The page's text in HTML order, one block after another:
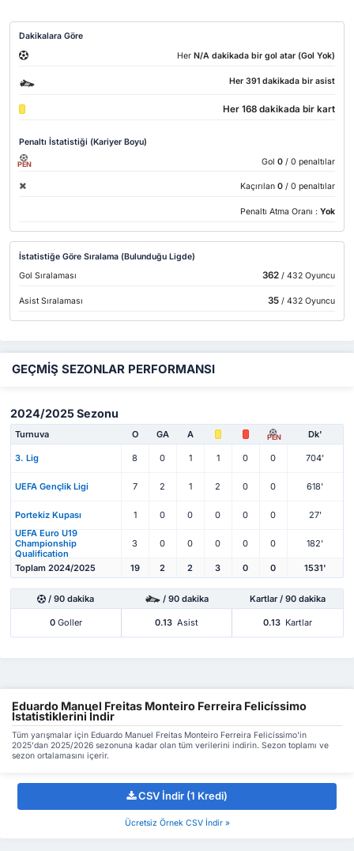
Dakikalara Göre
Her N/A dakikada bir gol atar (Gol Yok)
Her 391 dakikada bir asist
Her 168 dakikada bir kart
Penaltı İstatistiği (Kariyer Boyu)
PEN Gol 0 / 0 penaltılar
Kaçırılan 0 / 0 penaltılar
Penaltı Atma Oranı : Yok
İstatistiğe Göre Sıralama (Bulunduğu Ligde)
Gol Sıralaması
362/ 432 Oyuncu
Asist Sıralaması 35/ 432 Oyuncu
GEÇMİŞ SEZONLAR PERFORMANSI
2024/2025 Sezonu
Turnuva O GA A PEN Dk'
3. Lig 8 0 1 1 0 0 704'
UEFA Gençlik Ligi 7 2 1 2 0 0 618'
Portekiz Kupası 1 0 0 0 0 0
27'
UEFA Euro U19
Championship
Qualification
3 0 0 0 0 0 182'
Toplam 2024/2025 19 2 2 3 0 0 1531'
/ 90 dakika / 90 dakika Kartlar / 90 dakika
0Goller 0.13 Asist 0.13 Kartlar
Eduardo Manuel Freitas Monteiro Ferreira Felicíssimo
İstatistiklerini İndir
Tüm yarışmalar için Eduardo Manuel Freitas Monteiro Ferreira Felicíssimo'in
2025'dan 2025/2026 sezonuna kadar olan tüm verilerini indirin. Sezon toplamı ve
sezon ortalamasını içerir.
CSV İndir (1 Kredi)
Ücretsiz Örnek CSV İndir »